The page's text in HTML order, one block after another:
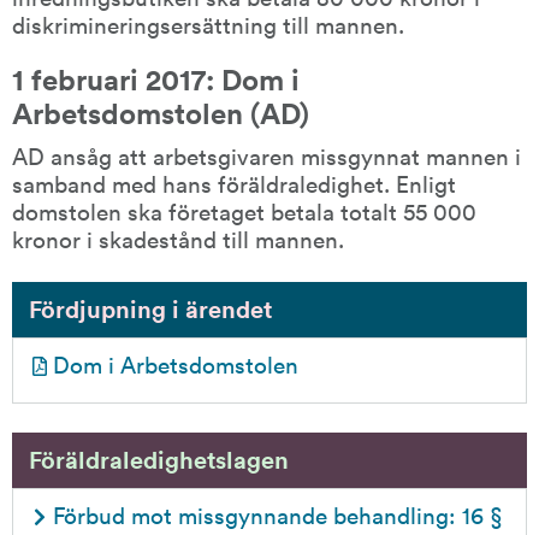
diskrimineringsersättning till mannen.
1 februari 2017: Dom i
Arbetsdomstolen (AD)
AD ansåg att arbetsgivaren missgynnat mannen i
samband med hans föräldraledighet. Enligt
domstolen ska företaget betala totalt 55 000
kronor i skadestånd till mannen.
Fördjupning i ärendet
Dom i Arbetsdomstolen
Föräldraledighetslagen
Förbud mot missgynnande behandling: 16 §